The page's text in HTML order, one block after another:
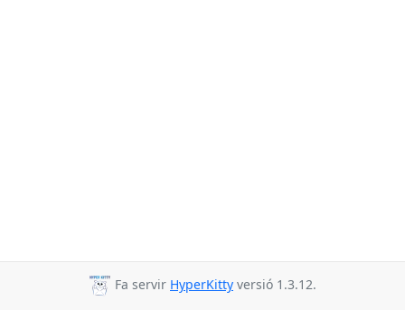
Fa servir HyperKitty versió 1.3.12.